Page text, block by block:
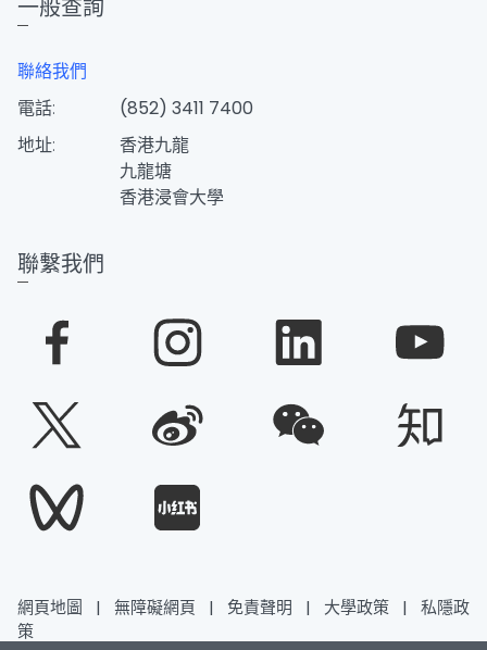
一般查詢
聯絡我們
電話:
(852) 3411 7400
地址:
香港九龍
九龍塘
香港浸會大學
聯繫我們
網頁地圖 | 無障礙網頁 | 免責聲明 | 大學政策 |
私隱政
策